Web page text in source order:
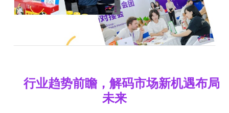
行业趋势前瞻，解码市场新机遇布局
未来